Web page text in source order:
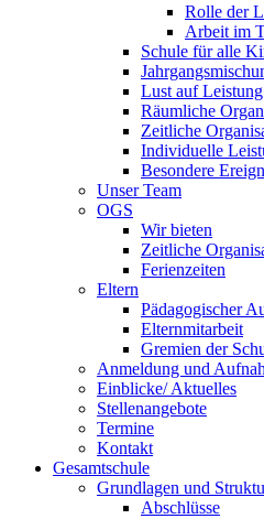
Rolle der
Arbeit im
Schule für alle
Lust auf Leistung
Räumliche
Zeitliche
Individuelle
Besondere
Unser Team
OGS
Wir bieten
Zeitliche
Ferienzeiten
Eltern
Pädagogischer
Elternmitarbeit
Gremien der
Anmeldung und
Einblicke/ Aktuelles
Stellenangebote
Termine
Kontakt
Gesamtschule
Grundlagen und
Abschlüsse